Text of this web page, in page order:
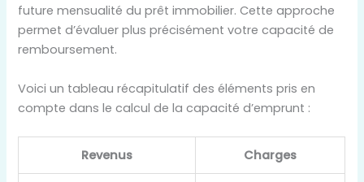
future mensualité du prêt immobilier. Cette approche
permet d’évaluer plus précisément votre capacité de
remboursement.
Voici un tableau récapitulatif des éléments pris en
compte dans le calcul de la capacité d’emprunt :
Revenus Charges